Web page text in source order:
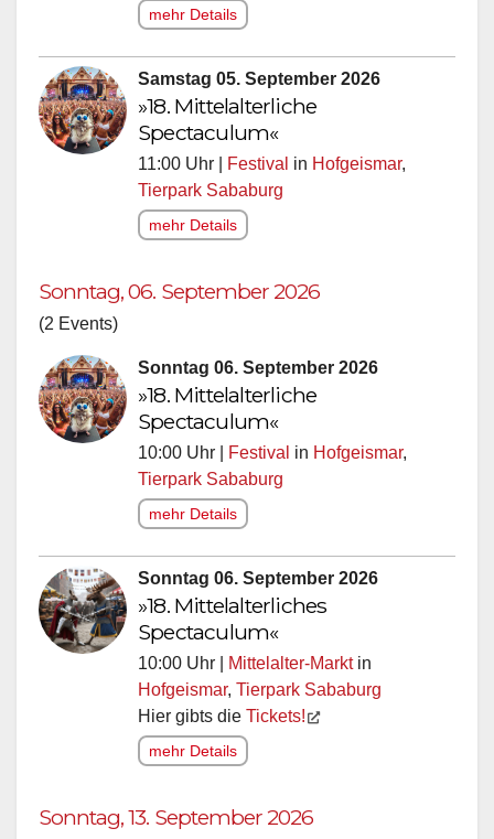
mehr Details
Samstag 05. September 2026
»18. Mittelalterliche
Spectaculum«
11:00 Uhr | Festival in Hofgeismar,
Tierpark Sababurg
mehr Details
Sonntag, 06. September 2026
(2 Events)
Sonntag 06. September 2026
»18. Mittelalterliche
Spectaculum«
10:00 Uhr | Festival in Hofgeismar,
Tierpark Sababurg
mehr Details
Sonntag 06. September 2026
»18. Mittelalterliches
Spectaculum«
10:00 Uhr | Mittelalter-Marktin
Hofgeismar, Tierpark Sababurg
Hier gibts die Tickets!
mehr Details
Sonntag, 13. September 2026